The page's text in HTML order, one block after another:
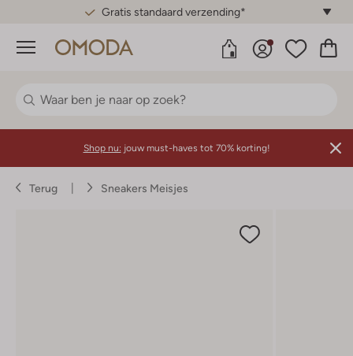
Gratis standaard verzending*
Menu
Shop nu: jouw must-haves tot 70% korting!
Terug Sneakers Meisjes